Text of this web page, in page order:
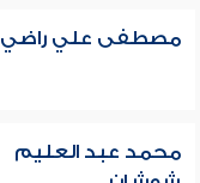
مصطفى علي راضي
محمد عبد العليم